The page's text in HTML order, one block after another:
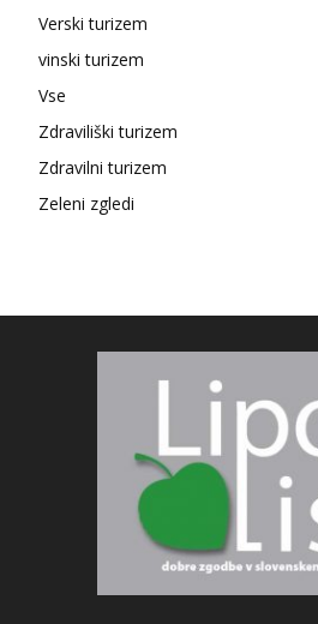
Verski turizem
vinski turizem
Vse
Zdraviliški turizem
Zdravilni turizem
Zeleni zgledi